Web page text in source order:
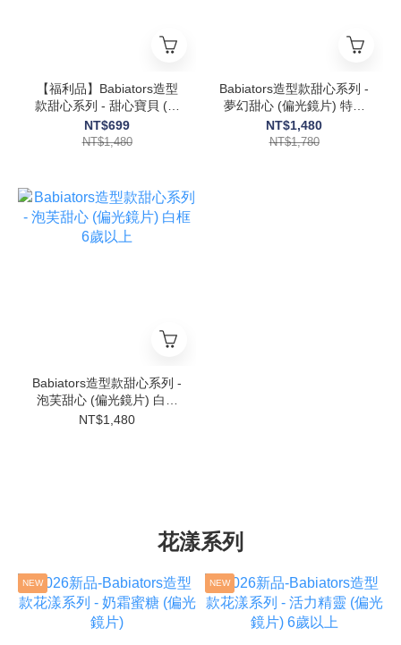
【福利品】Babiators造型
款甜心系列 - 甜心寶貝 (偏
光鏡片)（鏡腳輕微染色）
贈眼鏡套
NT$699
NT$1,480
Babiators造型款甜心系列 -
夢幻甜心 (偏光鏡片) 特殊
限量款
NT$1,480
NT$1,780
Babiators造型款甜心系列 -
泡芙甜心 (偏光鏡片) 白框
6歲以上
NT$1,480
花漾系列
NEW NEW